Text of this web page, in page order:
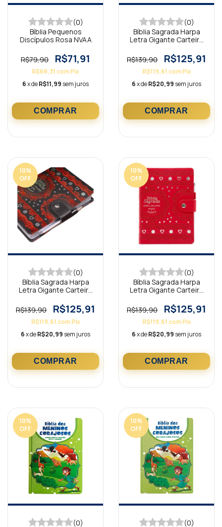
(0)
Bíblia Pequenos
Discípulos Rosa NVAA
R$79,90 R$71,91
R$68,31 comPix
6x deR$11,99 sem juros
(0)
Bíblia Sagrada Harpa
Letra Gigante Carteira
R$139,90
R$125,91
R$119,61 com Pix
6x deR$20,99 sem juros
10%
OFF
(0)
Bíblia Sagrada Harpa
Letra Gigante Carteira
R$139,90
R$125,91
R$119,61 com Pix
6x deR$20,99 sem juros
10%
OFF
(0)
Bíblia Sagrada Harpa
Letra Gigante Carteira
R$139,90
R$125,91
R$119,61 com Pix
6x deR$20,99 sem juros
10%
OFF
(0)
10%
OFF
(0)